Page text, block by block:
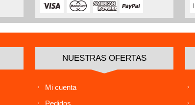
NUESTRAS OFERTAS
Mi cuenta
Pedidos